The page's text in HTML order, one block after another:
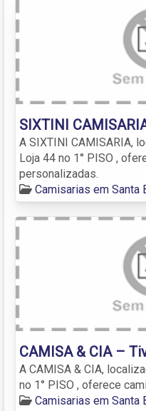
SIXTINI
A SIXTINI CAMISARIA,
Loja 44 no 1° PISO ,
personalizadas.
Camisarias em Santa
CAMISA & CIA –
A CAMISA & CIA,
no 1° PISO , oferece
Camisarias em Santa